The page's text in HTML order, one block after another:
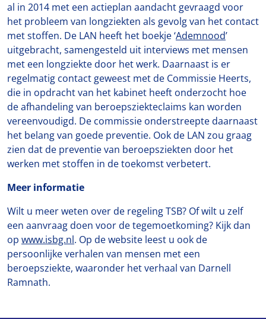
al in 2014 met een actieplan aandacht gevraagd voor
het probleem van longziekten als gevolg van het contact
met stoffen. De LAN heeft het boekje ‘Ademnood’
uitgebracht, samengesteld uit interviews met mensen
met een longziekte door het werk. Daarnaast is er
regelmatig contact geweest met de Commissie Heerts,
die in opdracht van het kabinet heeft onderzocht hoe
de afhandeling van beroepsziekteclaims kan worden
vereenvoudigd. De commissie onderstreepte daarnaast
het belang van goede preventie. Ook de LAN zou graag
zien dat de preventie van beroepsziekten door het
werken met stoffen in de toekomst verbetert.
Meer informatie
Wilt u meer weten over de regeling TSB? Of wilt u zelf
een aanvraag doen voor de tegemoetkoming? Kijk dan
op www.isbg.nl. Op de website leest u ook de
persoonlijke verhalen van mensen met een
beroepsziekte, waaronder het verhaal van Darnell
Ramnath.